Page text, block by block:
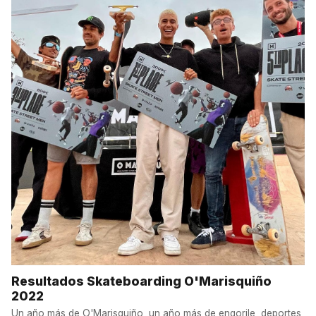
Resultados Skateboarding O'Marisquiño
2022
Un año más de O'Marisquiño, un año más de engorile, deportes